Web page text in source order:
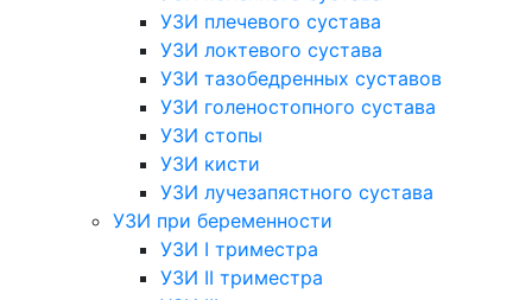
УЗИ плечевого сустава
УЗИ локтевого сустава
УЗИ тазобедренных суставов
УЗИ голеностопного сустава
УЗИ стопы
УЗИ кисти
УЗИ лучезапястного сустава
УЗИ при беременности
УЗИ I триместра
УЗИ II триместра